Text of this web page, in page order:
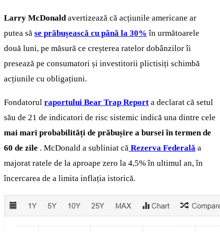
Larry McDonaldavertizează că acțiunile americane ar
putea să se prăbușească cu până la 30% în următoarele
două luni, pe măsură ce creșterea ratelor dobânzilor îi
presează pe consumatori și investitorii plictisiți schimbă
acțiunile cu obligațiuni.
Fondatorul raportului Bear Trap Report a declarat că setul
său de 21 de indicatori de risc sistemic indică una dintre cele
mai mari probabilități de prăbușire a bursei în termen de
60 de zile . McDonald a subliniat că Rezerva Federală a
majorat ratele de la aproape zero la 4,5% în ultimul an, în
încercarea de a limita inflația istorică.